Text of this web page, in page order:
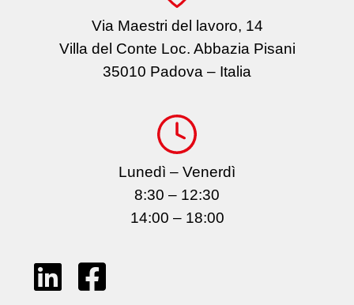
Via Maestri del lavoro, 14
Villa del Conte Loc. Abbazia Pisani
35010 Padova – Italia
Lunedì – Venerdì
8:30 – 12:30
14:00 – 18:00